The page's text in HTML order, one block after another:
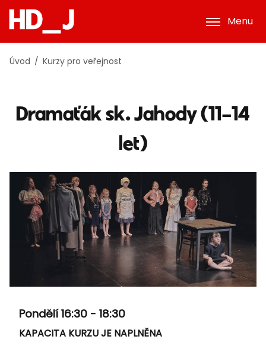
Menu
Úvod Kurzy pro veřejnost
Dramaťák sk. Jahody (11–14
let)
Pondělí 16:30 - 18:30
KAPACITA KURZU JE NAPLNĚNA